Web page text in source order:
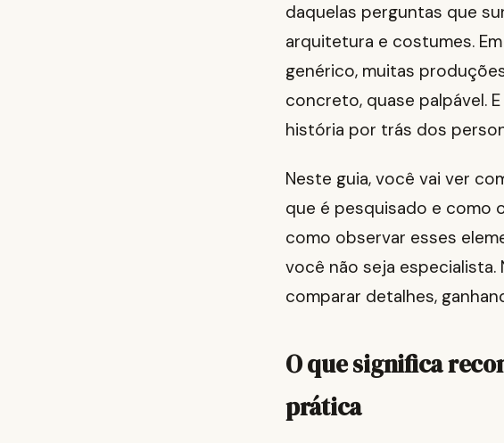
daquelas perguntas que
arquitetura e costumes.
genérico, muitas
concreto, quase palpável.
história por trás dos
Neste guia, você vai ver
que é pesquisado e como
como observar esses
você não seja
comparar detalhes,
O que significa
prática